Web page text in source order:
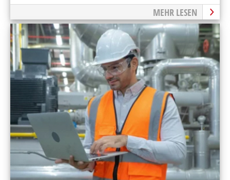
MEHR LESEN